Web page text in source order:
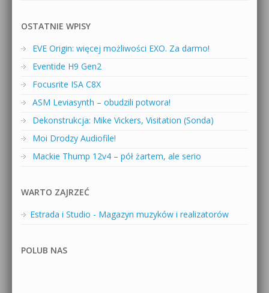
OSTATNIE WPISY
EVE Origin: więcej możliwości EXO. Za darmo!
Eventide H9 Gen2
Focusrite ISA C8X
ASM Leviasynth – obudzili potwora!
Dekonstrukcja: Mike Vickers, Visitation (Sonda)
Moi Drodzy Audiofile!
Mackie Thump 12v4 – pół żartem, ale serio
WARTO ZAJRZEĆ
Estrada i Studio - Magazyn muzyków i realizatorów
POLUB NAS